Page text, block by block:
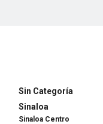
Sin Categoría
Sinaloa
Sinaloa Centro